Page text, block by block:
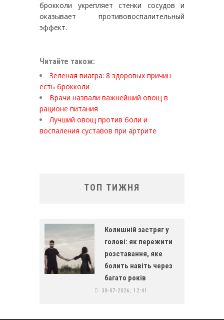
брокколи укрепляет стенки сосудов и
оказывает противовоспалительный
эффект.
Читайте також:
Зеленая виагра: 8 здоровых причин
есть брокколи
Врачи назвали важнейший овощ в
рационе питания
Лучший овощ против боли и
воспаления суставов при артрите
ТОП ТИЖНЯ
Колишній застряг у
голові: як пережити
розставання, яке
болить навіть через
багато років
30-07-2026, 12:41